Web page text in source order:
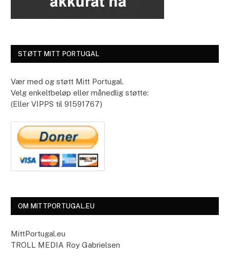
STØTT MITT PORTUGAL
Vær med og støtt Mitt Portugal.
Velg enkeltbeløp eller månedlig støtte:
(Eller VIPPS til 91591767)
OM MITTPORTUGAL.EU
MittPortugal.eu
TROLL MEDIA Roy Gabrielsen